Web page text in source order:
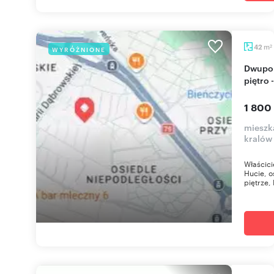
WYRÓŻNIONE 42 m2
Dwupokojowe mieszkanie z jasną kuchnią, VII
piętro
1 800
kralów
Hucie,
piętrze,